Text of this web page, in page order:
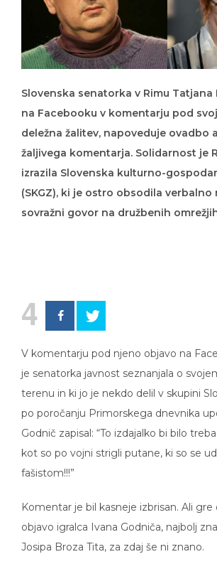
na Facebooku v komentarju pod
deležna žalitev, napoveduje ovadbo
žaljivega komentarja. Solidarnost je
izrazila Slovenska kulturno-
(SKGZ), ki je ostro obsodila verbalno
sovražni govor na družbenih omrežjih.
4
je senatorka javnost seznanjala o
terenu in ki jo je nekdo delil v skupini
po poročanju Primorskega dnevnika
Godnič zapisal: “To izdajalko bi bilo treba
kot so po vojni strigli putane, ki so se
fašistom!!!”
objavo igralca Ivana Godniča, najbolj
Josipa Broza Tita, za zdaj še ni znano.